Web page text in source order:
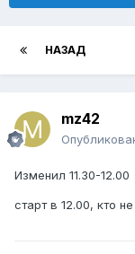
НАЗАД
mz42
Изменил 11.30-12.00
старт в 12.00, кто